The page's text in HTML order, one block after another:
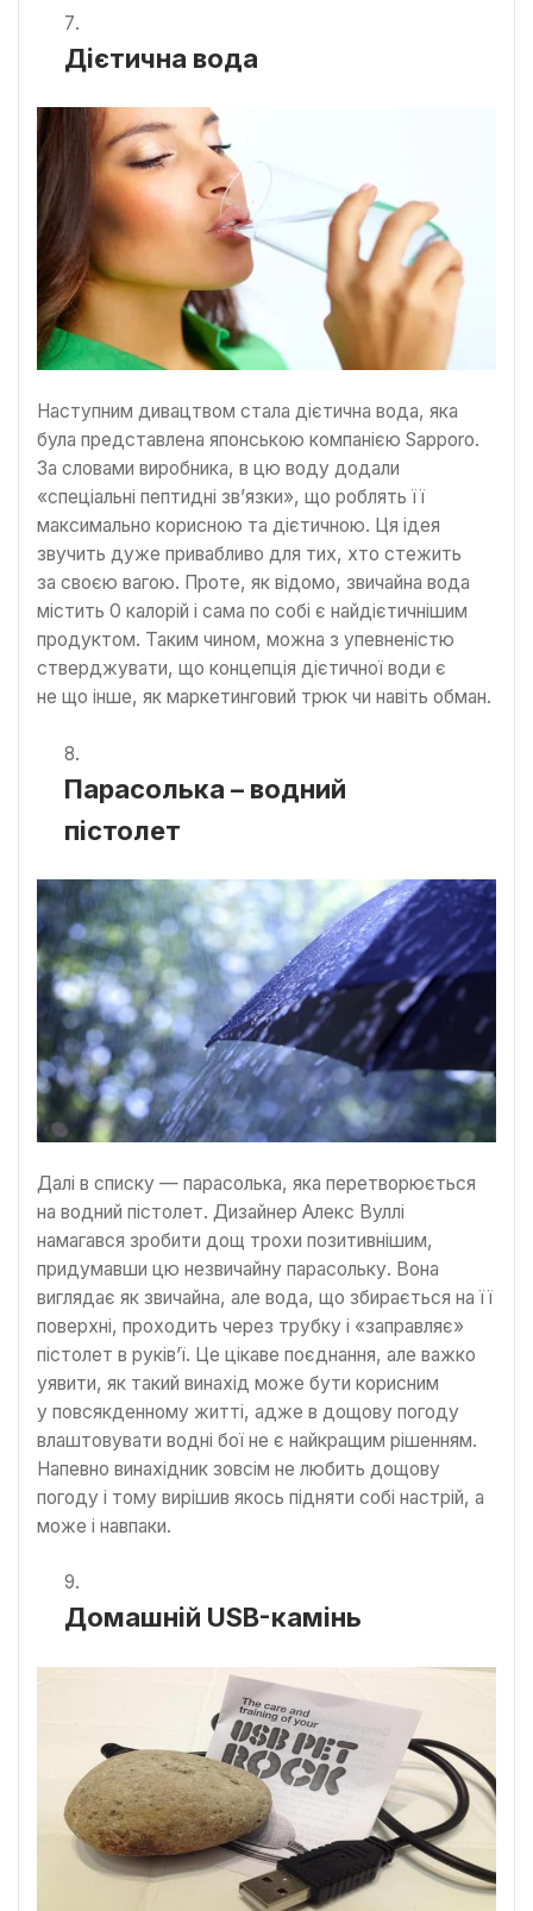
Дієтична вода
Наступним дивацтвом стала дієтична вода, яка
була представлена японською компанією Sapporo.
За словами виробника, в цю воду додали
«спеціальні пептидні зв’язки», що роблять її
максимально корисною та дієтичною. Ця ідея
звучить дуже привабливо для тих, хто стежить
за своєю вагою. Проте, як відомо, звичайна вода
містить 0 калорій і сама по собі є найдієтичнішим
продуктом. Таким чином, можна з упевненістю
стверджувати, що концепція дієтичної води є
не що інше, як маркетинговий трюк чи навіть обман.
Парасолька – водний
пістолет
Далі в списку — парасолька, яка перетворюється
на водний пістолет. Дизайнер Алекс Вуллі
намагався зробити дощ трохи позитивнішим,
придумавши цю незвичайну парасольку. Вона
виглядає як звичайна, але вода, що збирається на її
поверхні, проходить через трубку і «заправляє»
пістолет в руків’ї. Це цікаве поєднання, але важко
уявити, як такий винахід може бути корисним
у повсякденному житті, адже в дощову погоду
влаштовувати водні бої не є найкращим рішенням.
Напевно винахідник зовсім не любить дощову
погоду і тому вирішив якось підняти собі настрій, а
може і навпаки.
Домашній USB-камінь